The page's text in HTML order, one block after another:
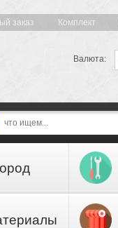
заказ Комплект
Валюта: